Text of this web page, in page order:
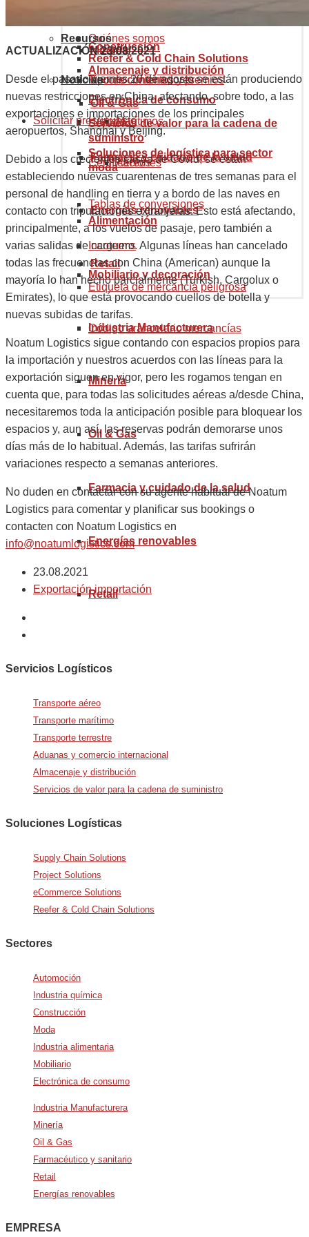
Minería
Oil & Gas
Farmacia y cuidado de la salud
Energías renovables
Retail
Almacenaje y distribución
Servicios de valor para la cadena de
suministro
Reefer & Cold Chain Solutions
Construcción
Electrónica de consumo
Soluciones de logística para sector
moda
Alimentación
Mobiliario y decoración
Industria Manufacturera
Minería
Oil & Gas
Farmacia y cuidado de la salud
Energías renovables
Retail
Quiénes somos
Reconocimientos y premios
Historia
Certificaciones
Recursos
Tipo de contenedores
Marítimos
Aéreos
Tablas de conversiones
Incoterms
Etiqueta de mercancía peligrosa
Código arancelario mercancías
Noticias
Solicitar presupuesto
ACTUALIZACIÓN 23/08/2021
Desde el pasado viernes 20 de agosto se están produciendo
nuevas restricciones en China, afectando, sobre todo, a las
exportaciones e importaciones de los principales
aeropuertos, Shanghai y Beijing.
Debido a los crecientes casos de Covid, se están
estableciendo nuevas cuarentenas de tres semanas para el
personal de handling en tierra y a bordo de las naves en
contacto con tripulaciones extranjeras. Esto está afectando,
principalmente, a los vuelos de pasaje, pero también a
varias salidas de carguero. Algunas líneas han cancelado
todas las frecuencias con China (American) aunque la
mayoría lo han hecho parcialmente (Turkish, Cargolux o
Emirates), lo que está provocando cuellos de botella y
nuevas subidas de tarifas.
Noatum Logistics sigue contando con espacios propios para
la importación y nuestros acuerdos con las líneas para la
exportación siguen en vigor, pero les rogamos tengan en
cuenta que, para todas las solicitudes aéreas a/desde China,
necesitaremos toda la anticipación posible para bloquear los
espacios y, aun así, las reservas podrán demorarse unos
días más de lo habitual. Además, las tarifas sufrirán
variaciones respecto a semanas anteriores.
No duden en contactar con su agente habitual de Noatum
Logistics para comentar y planificar sus bookings o
contacten con Noatum Logistics en
info@noatumlogistics.com
23.08.2021
Exportación importación
Servicios Logísticos
Transporte aéreo
Transporte marítimo
Transporte terrestre
Aduanas y comercio internacional
Almacenaje y distribución
Servicios de valor para la cadena de suministro
Soluciones Logísticas
Supply Chain Solutions
Project Solutions
eCommerce Solutions
Reefer & Cold Chain Solutions
Sectores
Automoción
Industria química
Construcción
Moda
Industria alimentaria
Mobiliario
Electrónica de consumo
Industria Manufacturera
Minería
Oil & Gas
Farmacéutico y sanitario
Retail
Energías renovables
EMPRESA